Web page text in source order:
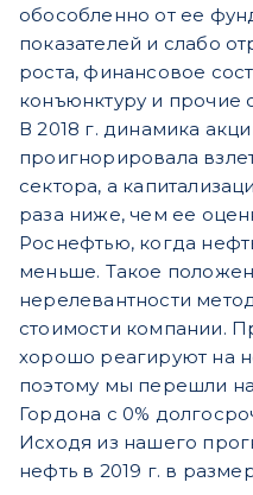
обособленно от ее
показателей и слабо
роста, финансовое
конъюнктуру и
В 2018 г. динамика
проигнорировала
сектора, а
раза ниже, чем ее
Роснефтью, когда
меньше. Такое
нерелевантности
стоимости компании.
хорошо реагируют на
поэтому мы перешли
Гордона с 0%
Исходя из нашего
нефть в 2019 г. в